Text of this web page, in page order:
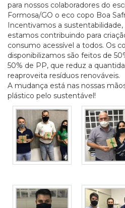
para nossos colaboradores do
Formosa/GO o eco copo Boa
Incentivamos a
estamos contribuindo para
consumo acessível a todos. Os
disponibilizamos são feitos de
50% de PP, que reduz a
reaproveita resíduos renováveis.
A mudança está nas nossas
plástico pelo sustentável!